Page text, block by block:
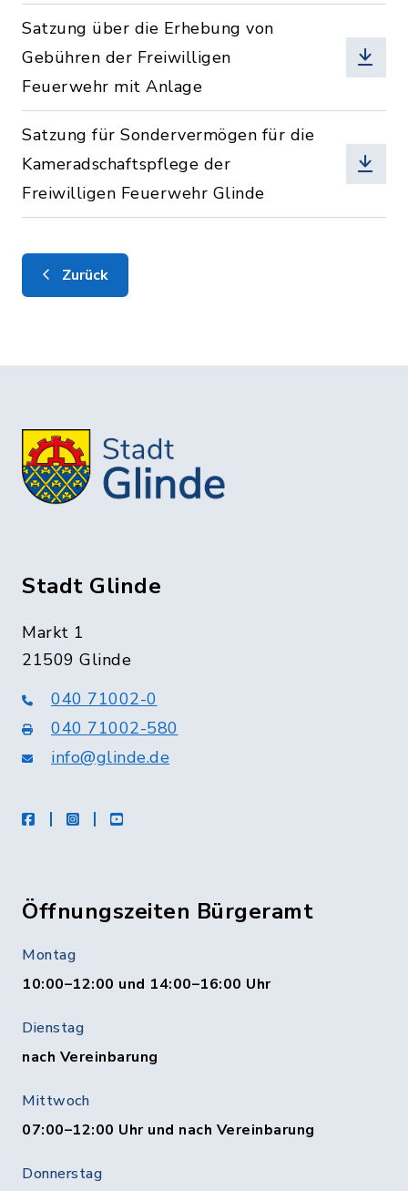
Satzung über die Erhebung von
Gebühren der Freiwilligen
Feuerwehr mit Anlage
Satzung für Sondervermögen für die
Kameradschaftspflege der
Freiwilligen Feuerwehr Glinde
Zurück
Stadt Glinde
Markt 1
21509 Glinde
040 71002-0
040 71002-580
info@glinde.de
facebookinstagramYoutube
Öffnungszeiten Bürgeramt
Montag
10:00–12:00 und 14:00–16:00 Uhr
Dienstag
nach Vereinbarung
Mittwoch
07:00–12:00 Uhr und nach Vereinbarung
Donnerstag